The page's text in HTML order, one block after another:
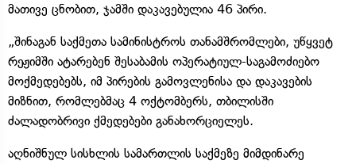
მათივე ცნობით, ჯამში დაკავებულია 46 პირი.
„შინაგან საქმეთა სამინისტროს თანამშრომლები, უწყვეტ
რეჟიმში ატარებენ შესაბამის ოპერატიულ-საგამოძიებო
მოქმედებებს, იმ პირების გამოვლენისა და დაკავების
მიზნით, რომლებმაც 4 ოქტომბერს, თბილისში
ძალადობრივი ქმედებები განახორციელეს.
აღნიშნულ სისხლის სამართლის საქმეზე მიმდინარე